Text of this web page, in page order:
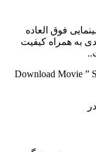
فوق العاده
به همراه کیفیت
Download Movie ”